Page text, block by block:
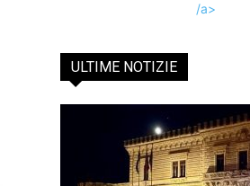
/a>
ULTIME NOTIZIE